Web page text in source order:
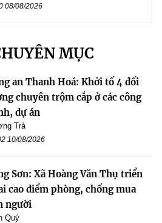
08/08/2026
MỤC
an Thanh Hoá: Khởi tố 4 đối
chuyên trộm cắp ở các công
dự án
Trà
10/08/2026
Sơn: Xã Hoàng Văn Thụ triển
cao điểm phòng, chống mua
người
Quý